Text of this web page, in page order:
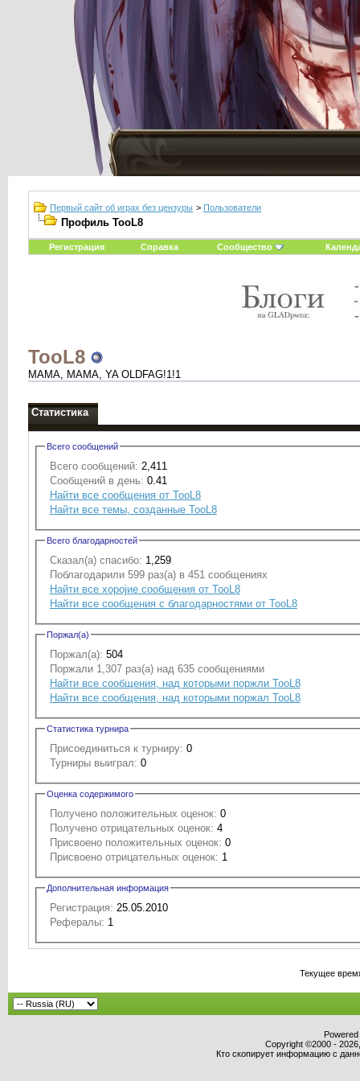
Первый сайт об играх без цензуры > Пользователи
Профиль TooL8
Регистрация Справка Сообщество
TooL8
MAMA, MAMA, YA OLDFAG!1!1
Статистика
Всего сообщений
Всего сообщений: 2,411
Сообщений в день: 0.41
Найти все сообщения от TooL8
Найти все темы, созданные TooL8
Всего благодарностей
Сказал(а) спасибо: 1,259
Поблагодарили 599 раз(а) в 451 сообщениях
Найти все хоројие сообщения от TooL8
Найти все сообщения с благодарностями от TooL8
Поржал(а)
Поржал(а): 504
Поржали 1,307 раз(а) над 635 сообщениями
Найти все сообщения, над которыми поржли TooL8
Найти все сообщения, над которыми поржал TooL8
Статистика турнира
Присоединиться к турниру: 0
Турниры выиграл: 0
Оценка содержимого
Получено положительных оценок: 0
Получено отрицательных оценок: 4
Присвоено положительных оценок: 0
Присвоено отрицательных оценок: 1
Дополнительная информация
Регистрация: 25.05.2010
Рефералы: 1
Текущее
Copyright ©2000 -
Кто скопирует информацию с